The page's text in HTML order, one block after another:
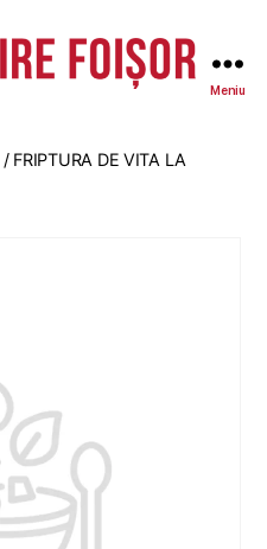
-
Meniu
/ FRIPTURA DE VITA LA